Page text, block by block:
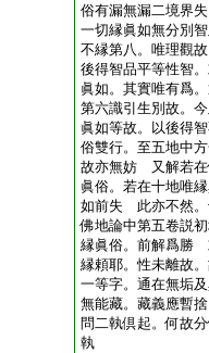
俗有漏無漏二境界
一切縁眞如無分別
不縁第八。唯理觀
後得智品平等性智
眞如。其實唯有爲
第六識引生別故。
眞如等故。以後得
俗雙行。至五地中
故亦無妨 又解若在
眞俗。若在十地唯
如前失 此亦不然。
佛地論中第五卷説
縁眞俗。前解爲勝
縁頼耶。性未離故
一等字。通在無垢
無能藏。藏義應暫
問二執倶起。何故
執